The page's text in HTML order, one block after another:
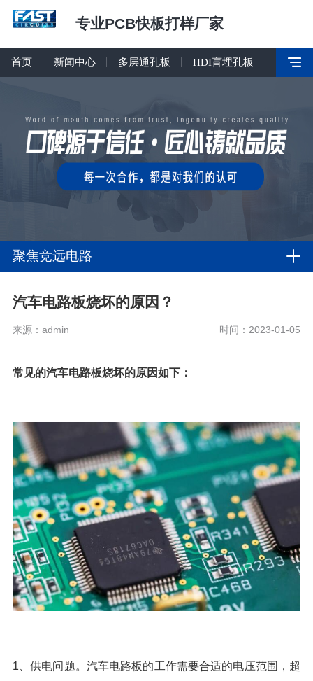
专业PCB快板打样厂家
首页 新闻中心 多层通孔板 HDI盲埋孔板
聚焦竞远电路
汽车电路板烧坏的原因？
来源：admin 时间：2023-01-05
常见的汽车电路板烧坏的原因如下：
1、供电问题。汽车电路板的工作需要合适的电压范围，超